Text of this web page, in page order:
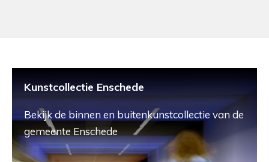
Kunstcollectie Enschede
Bekijk de binnen en buitenkunstcollectie van de
gemeente Enschede